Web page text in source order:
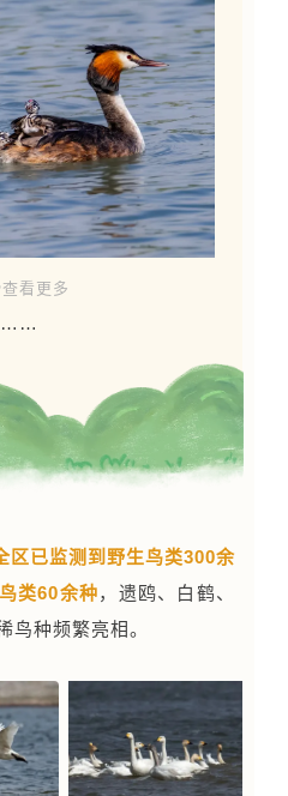
看更多
……
区已监测到野生鸟类300余
类60余种，遗鸥、 白鹤、
鸟种频繁亮相。